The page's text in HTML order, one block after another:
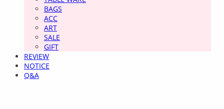
BAGS
ACC
ART
SALE
GIFT
REVIEW
NOTICE
Q&A